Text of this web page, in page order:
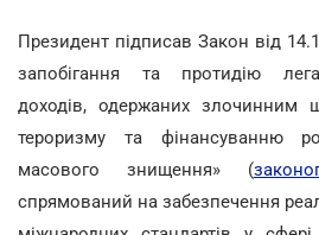
Президент підписав Закон від
запобігання та протидію
доходів, одержаних злочинним
тероризму та фінансуванню
масового знищення» (
спрямований на забезпечення